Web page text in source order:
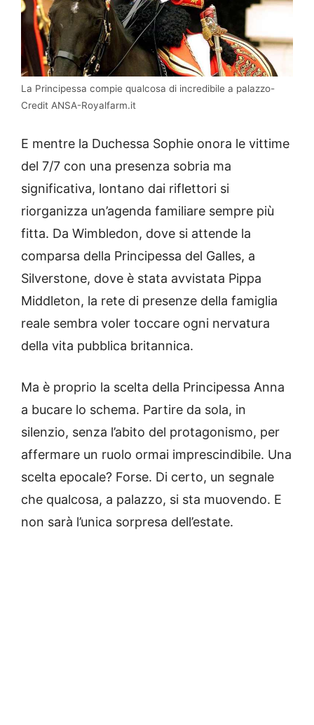
La Principessa compie qualcosa di incredibile a palazzo-
Credit ANSA-Royalfarm.it
E mentre la Duchessa Sophie onora le vittime
del 7/7 con una presenza sobria ma
significativa, lontano dai riflettori si
riorganizza un’agenda familiare sempre più
fitta. Da Wimbledon, dove si attende la
comparsa della Principessa del Galles, a
Silverstone, dove è stata avvistata Pippa
Middleton, la rete di presenze della famiglia
reale sembra voler toccare ogni nervatura
della vita pubblica britannica.
Ma è proprio la scelta della Principessa Anna
a bucare lo schema. Partire da sola, in
silenzio, senza l’abito del protagonismo, per
affermare un ruolo ormai imprescindibile. Una
scelta epocale? Forse. Di certo, un segnale
che qualcosa, a palazzo, si sta muovendo. E
non sarà l’unica sorpresa dell’estate.